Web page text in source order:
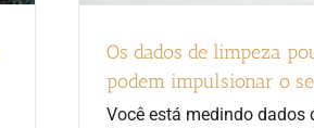
Os dados de limpeza
podem impulsionar o
Você está medindo dados